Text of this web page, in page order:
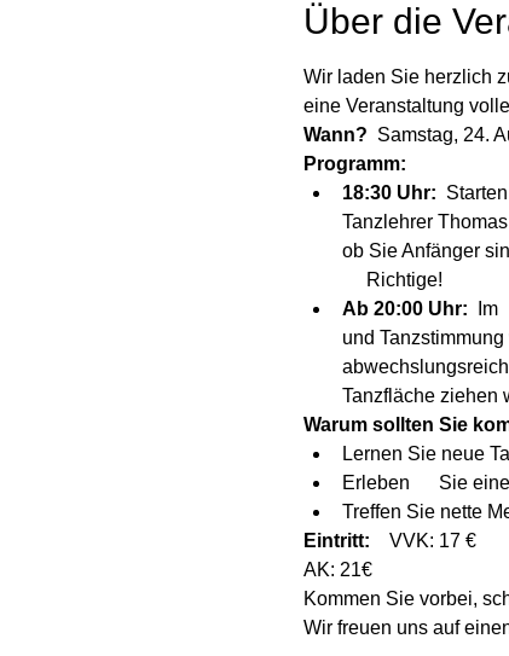
Über die
Wir laden Sie herzlich
eine Veranstaltung
Wann? Samstag, 24.
Programm:
18:30 Uhr:
Tanzlehrer
ob Sie Anfänger
Richtige!
Ab 20:00 Uhr:
Im
und
Tanzfläche ziehen
Warum sollten Sie
Lernen Sie neue
Erleben      Sie
Treffen Sie nette
Eintritt: VVK: 17 €
AK: 21€
Kommen Sie vorbei,
Wir freuen uns auf